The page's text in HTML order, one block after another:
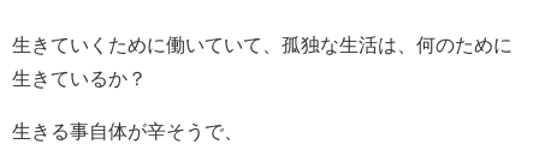
生きていくために働いていて、孤独な生活は、何のために
生きているか？
生きる事自体が辛そうで、